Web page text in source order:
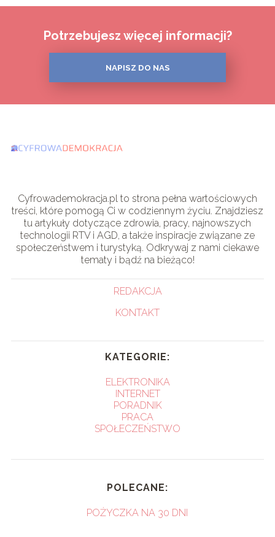
Potrzebujesz więcej informacji?
NAPISZ DO NAS
Cyfrowademokracja.pl to strona pełna wartościowych
treści, które pomogą Ci w codziennym życiu. Znajdziesz
tu artykuły dotyczące zdrowia, pracy, najnowszych
technologii RTV i AGD, a także inspiracje związane ze
społeczeństwem i turystyką. Odkrywaj z nami ciekawe
tematy i bądź na bieżąco!
REDAKCJA
KONTAKT
KATEGORIE:
ELEKTRONIKA
INTERNET
PORADNIK
PRACA
SPOŁECZEŃSTWO
POLECANE:
POŻYCZKA NA 30 DNI